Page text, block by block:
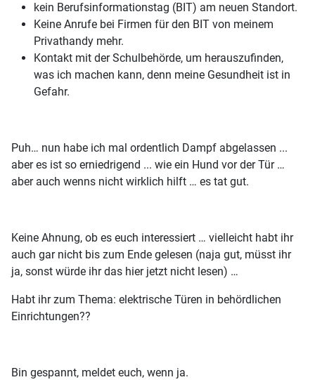
kein Berufsinformationstag (BIT) am neuen Standort.
Keine Anrufe bei Firmen für den BIT von meinem
Privathandy mehr.
Kontakt mit der Schulbehörde, um herauszufinden,
was ich machen kann, denn meine Gesundheit ist in
Gefahr.
Puh… nun habe ich mal ordentlich Dampf abgelassen ...
aber es ist so erniedrigend ... wie ein Hund vor der Tür …
aber auch wenns nicht wirklich hilft … es tat gut.
Keine Ahnung, ob es euch interessiert … vielleicht habt ihr
auch gar nicht bis zum Ende gelesen (naja gut, müsst ihr
ja, sonst würde ihr das hier jetzt nicht lesen) …
Habt ihr zum Thema: elektrische Türen in behördlichen
Einrichtungen??
Bin gespannt, meldet euch, wenn ja.